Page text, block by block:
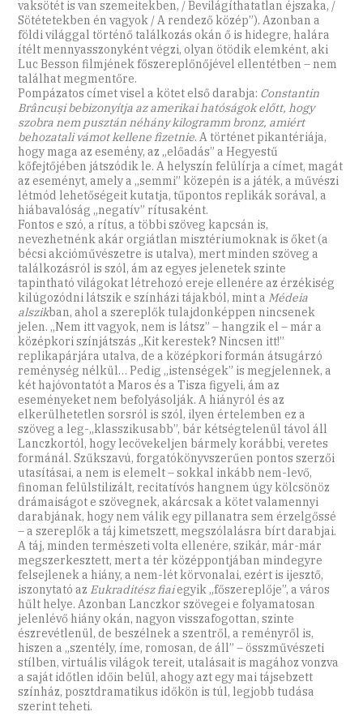
vaksötét is van szemeitekben, / Bevilágíthatatlan éjszaka, /
Sötétetekben én vagyok / A rendező közép”). Azonban a
földi világgal történő találkozás okán ő is hidegre, halára
ítélt mennyasszonyként végzi, olyan ötödik elemként, aki
Luc Besson filmjének főszereplőnőjével ellentétben – nem
találhat megmentőre.
Pompázatos címet visel a kötet első darabja: Constantin
Brâncuși bebizonyítja az amerikai hatóságok előtt, hogy
szobra nem pusztán néhány kilogramm bronz, amiért
behozatali vámot kellene fizetnie. A történet pikantériája,
hogy maga az esemény, az „előadás” a Hegyestű
kőfejtőjében játszódik le. A helyszín felülírja a címet, magát
az eseményt, amely a „semmi” közepén is a játék, a művészi
létmód lehetőségeit kutatja, tűpontos replikák sorával, a
hiábavalóság „negatív” rítusaként.
Fontos e szó, a rítus, a többi szöveg kapcsán is,
nevezhetnénk akár orgiátlan misztériumoknak is őket (a
bécsi akcióművészetre is utalva), mert minden szöveg a
találkozásról is szól, ám az egyes jelenetek szinte
tapintható világokat létrehozó ereje ellenére az érzékiség
kilúgozódni látszik e színházi tájakból, mint a Médeia
alszikban, ahol a szereplők tulajdonképpen nincsenek
jelen. „Nem itt vagyok, nem is látsz” – hangzik el – már a
középkori színjátszás „Kit kerestek? Nincsen itt!”
replikapárjára utalva, de a középkori formán átsugárzó
reménység nélkül… Pedig „istenségek” is megjelennek, a
két hajóvontatót a Maros és a Tisza figyeli, ám az
eseményeket nem befolyásolják. A hiányról és az
elkerülhetetlen sorsról is szól, ilyen értelemben ez a
szöveg a leg-„klasszikusabb”, bár kétségtelenül távol áll
Lanczkortól, hogy lecövekeljen bármely korábbi, veretes
formánál. Szűkszavú, forgatókönyvszerűen pontos szerzői
utasításai, a nem is elemelt – sokkal inkább nem-levő,
finoman felül­stilizált, recitatívós hangnem úgy kölcsönöz
drámaiságot e szövegnek, akárcsak a kötet valamennyi
darabjának, hogy nem válik egy pillanatra sem érzelgőssé
– a szereplők a táj kimetszett, megszólalásra bírt darabjai.
A táj, minden természeti volta ellenére, szikár, már-már
megszerkesztett, mert a tér középpontjában mindegyre
felsejlenek a hiány, a nem-lét körvonalai, ezért is ijesztő,
iszonytató az Eukraditész fiaiegyik „főszereplője”, a város
hűlt helye. Azonban Lanczkor szövegei e folyamatosan
jelenlévő hiány okán, nagyon visszafogottan, szinte
észrevétlenül, de beszélnek a szentről, a reményről is,
hiszen a „szentély, íme, romosan, de áll” – összművészeti
stílben, virtuális világok tereit, utalásait is magához vonzva
a saját időtlen időin belül, ahogy azt egy mai tájsebzett
színház, posztdramatikus időkön is túl, legjobb tudása
szerint teheti.